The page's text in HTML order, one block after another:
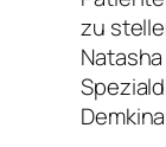
zu